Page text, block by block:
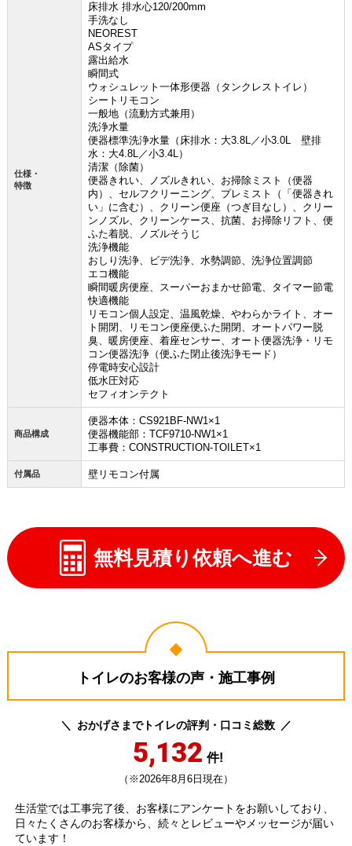
仕様・
特徴
床排水 排水心120/200mm
手洗なし
NEOREST
ASタイプ
露出給水
瞬間式
ウォシュレット一体形便器（タンクレストイレ）
シートリモコン
一般地（流動方式兼用）
洗浄水量
便器標準洗浄水量（床排水：大3.8L／小3.0L 壁排
水：大4.8L／小3.4L）
清潔（除菌）
便器きれい、ノズルきれい、お掃除ミスト（便器
内）、セルフクリーニング、プレミスト（「便器きれ
い」に含む）、クリーン便座（つぎ目なし）、クリー
ンノズル、クリーンケース、抗菌、お掃除リフト、便
ふた着脱、ノズルそうじ
洗浄機能
おしり洗浄、ビデ洗浄、水勢調節、洗浄位置調節
エコ機能
瞬間暖房便座、スーパーおまかせ節電、タイマー節電
快適機能
リモコン個人設定、温風乾燥、やわらかライト、オー
ト開閉、リモコン便座便ふた開閉、オートパワー脱
臭、暖房便座、着座センサー、オート便器洗浄・リモ
コン便器洗浄（便ふた閉止後洗浄モード）
停電時安心設計
低水圧対応
セフィオンテクト
商品構成
便器本体：CS921BF-NW1×1
便器機能部：TCF9710-NW1×1
工事費：CONSTRUCTION-TOILET×1
付属品 壁リモコン付属
無料見積り依頼へ進む
トイレのお客様の声・施工事例
おかげさまでトイレの評判・口コミ総数
5,132 件!
（※2026年8月6日現在）
生活堂では工事完了後、お客様にアンケートをお願いしており、
日々たくさんのお客様から、続々とレビューやメッセージが届い
ています！